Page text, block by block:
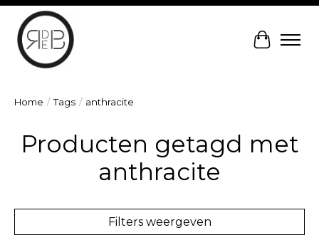
Home / Tags / anthracite
Producten getagd met
anthracite
Filters weergeven